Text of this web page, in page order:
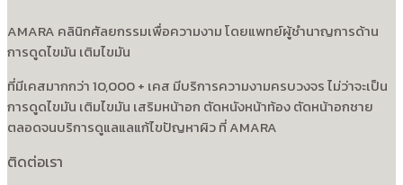
AMARA คลินิกศัลยกรรมเพื่อความงาม โดยแพทย์ผู้ชำนาญการด้าน
การดูดไขมัน เติมไขมัน
ที่มีเคสมากกว่า 10,000 + เคส มีบริการความงามครบวงจร ไม่ว่าจะเป็น
การดูดไขมัน เติมไขมัน เสริมหน้าอก ตัดหนังหน้าท้อง ตัดหน้าอกชาย
ตลอดจนบริการดูแลแลแก้ไขปัญหาผิว ที่ AMARA
ติดต่อเรา